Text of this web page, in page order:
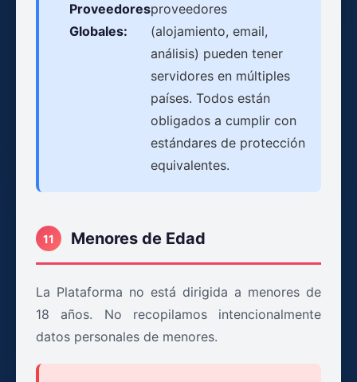
Proveedores
Globales:
proveedores
(alojamiento, email,
análisis) pueden tener
servidores en múltiples
países. Todos están
obligados a cumplir con
estándares de protección
equivalentes.
11 Menores de Edad
La Plataforma no está dirigida a menores de
18 años. No recopilamos intencionalmente
datos personales de menores.